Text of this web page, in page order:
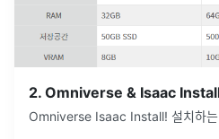
2. Omniverse & Isaac
Omniverse Isaac Install! 설치하